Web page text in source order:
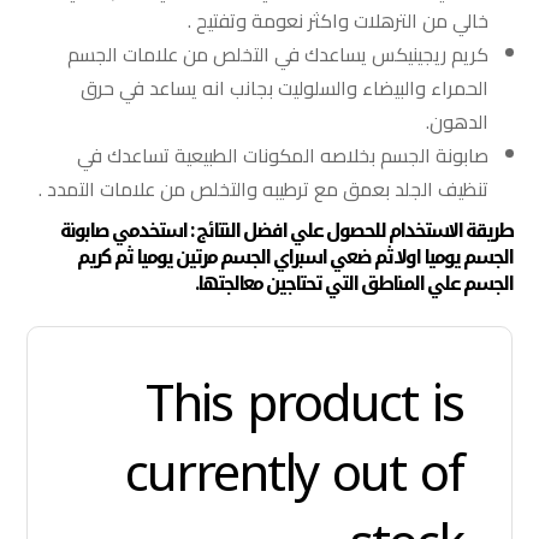
خالي من الترهلات واكثر نعومة وتفتيح .
كريم ريجينيكس يساعدك في التخلص من علامات الجسم
الحمراء والبيضاء والسلوليت بجانب انه يساعد في حرق
الدهون.
صابونة الجسم بخلاصه المكونات الطبيعية تساعدك في
تنظيف الجلد بعمق مع ترطيبه والتخلص من علامات التمدد .
طريقة الاستخدام للحصول علي افضل النتائج : استخدمي صابونة
الجسم يوميا اولا ثم ضعي اسبراي الجسم مرتين يوميا ثم كريم
الجسم علي المناطق التي تحتاجين معالجتها.
This product is
currently out of